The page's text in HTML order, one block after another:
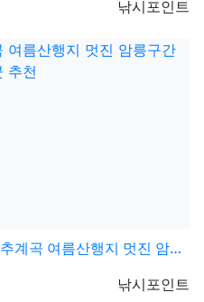
등록자
낚시포인트
여름산행지 멋진 암릉구간 트레킹 …
등록자
낚시포인트